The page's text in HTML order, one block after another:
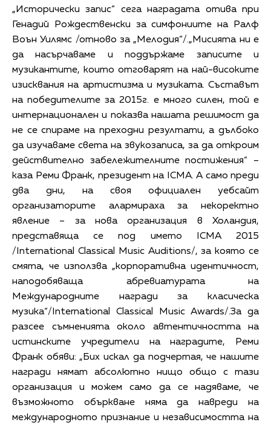
„Исторически запис“ сега наградата отива при
Генадий Рождественски за симфониите на Ралф
Воън Уилямс /отново за „Мелодия“/.„Мисията ни е
да насърчаваме и поддържаме записите и
музикантите, които отговарят на най-високите
изисквания на артистизма и музиката. Съставът
на победителите за 2015г. е много силен, той е
интернационален и показва нашата решимост да
не се спираме на преходни резултати, а дълбоко
да изучаваме света на звукозаписа, за да откроим
действително забележителните постижения“ –
каза Реми Франк, президент на ICMA. А само преди
два дни, на своя официален уебсайт
организаторите алармираха за некоректно
явление – за нова организация в Холандия,
представяща се под името ICMA 2015
/International Classical Music Auditions/, за която се
смята, че използва „корпоративна идентичност,
наподобяваща абревиатурата на
Международните награди за класическа
музика“/International Classical Music Awards/.За да
разсее съмненията около автентичността на
истинските учредители на наградите, Реми
Франк обяви: „Бих искал да подчертая, че нашите
награди нямат абсолютно нищо общо с тази
организация и можем само да се надяваме, че
възможното объркване няма да навреди на
международното признание и независимостта на